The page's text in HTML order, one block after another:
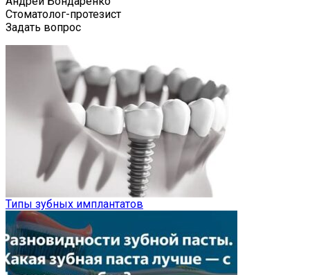
Стоматолог-протезист
Задать вопрос
Типы зубных имплантатов